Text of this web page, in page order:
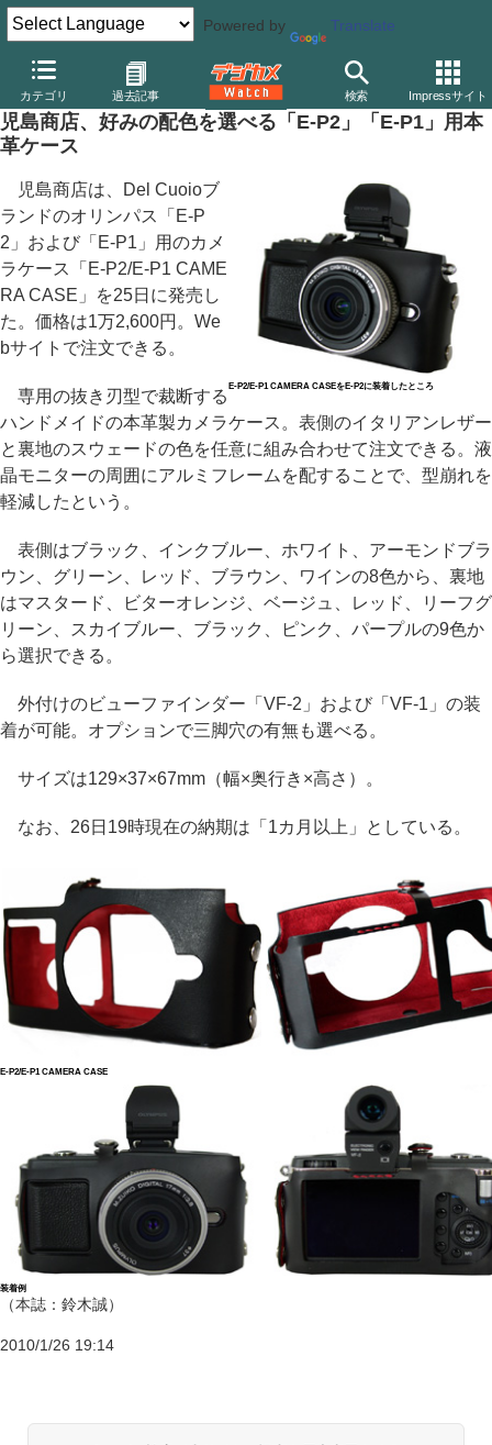
Powered by Translate
カテゴリ 過去記事 検索 Impressサイト
デジカメ Watch カメラ ミラーレスカメラ オリンパス
児島商店、好みの配色を選べる「E-P2」「E-P1」用本
革ケース
E-P2/E-P1 CAMERA CASEをE-P2に装着したところ
児島商店は、Del Cuoioブ
ランドのオリンパス「E-P
2」および「E-P1」用のカメ
ラケース「E-P2/E-P1 CAME
RA CASE」を25日に発売し
た。価格は1万2,600円。We
bサイトで注文できる。
専用の抜き刃型で裁断する
ハンドメイドの本革製カメラケース。表側のイタリアンレザー
と裏地のスウェードの色を任意に組み合わせて注文できる。液
晶モニターの周囲にアルミフレームを配することで、型崩れを
軽減したという。
表側はブラック、インクブルー、ホワイト、アーモンドブラ
ウン、グリーン、レッド、ブラウン、ワインの8色から、裏地
はマスタード、ビターオレンジ、ベージュ、レッド、リーフグ
リーン、スカイブルー、ブラック、ピンク、パープルの9色か
ら選択できる。
外付けのビューファインダー「VF-2」および「VF-1」の装
着が可能。オプションで三脚穴の有無も選べる。
サイズは129×37×67mm（幅×奥行き×高さ）。
なお、26日19時現在の納期は「1カ月以上」としている。
E-P2/E-P1 CAMERA CASE
装着例
（本誌：鈴木誠）
2010/1/26 19:14